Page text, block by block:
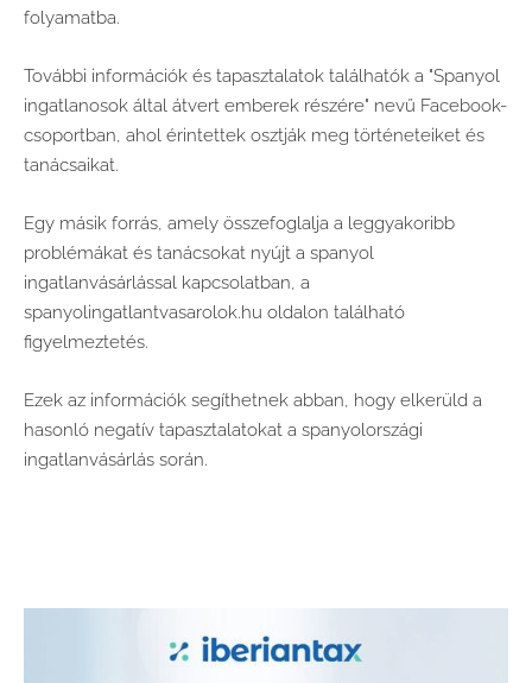
folyamatba.
További információk és tapasztalatok találhatók a "Spanyol
ingatlanosok által átvert emberek részére" nevű Facebook-
csoportban, ahol érintettek osztják meg történeteiket és
tanácsaikat.
Egy másik forrás, amely összefoglalja a leggyakoribb
problémákat és tanácsokat nyújt a spanyol
ingatlanvásárlással kapcsolatban, a
spanyolingatlantvasarolok.hu oldalon található
figyelmeztetés.
Ezek az információk segíthetnek abban, hogy elkerüld a
hasonló negatív tapasztalatokat a spanyolországi
ingatlanvásárlás során.